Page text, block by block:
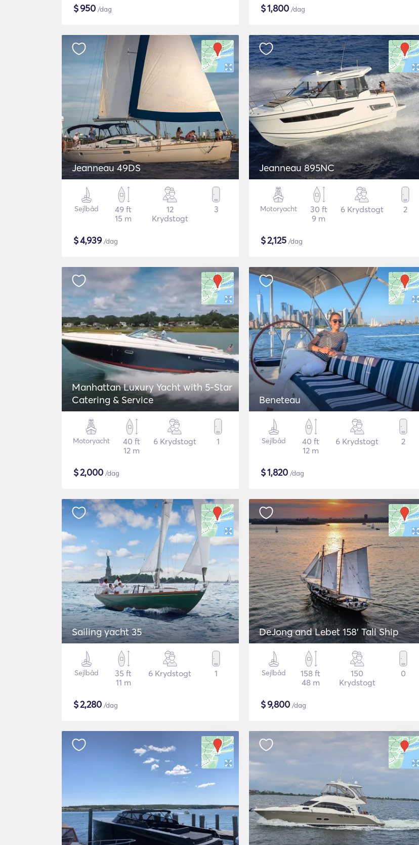
$950 /dag $1,800 /dag
Jeanneau 49DS
Sejlbåd
49 ft
15 m
12
Krydstogt
3
$4,939/dag
Jeanneau 895NC
Motoryacht
30 ft
9 m
6 Krydstogt 2
$2,125 /dag
Manhattan Luxury Yacht with 5-Star
Catering & Service
Motoryacht
40 ft
12 m
6 Krydstogt 1
$2,000 /dag
Beneteau
Sejlbåd
40 ft
12 m
6 Krydstogt 2
$1,820 /dag
Sailing yacht 35
Sejlbåd
35 ft
11 m
6 Krydstogt 1
$2,280 /dag
DeJong and Lebet 158' Tall Ship
Sejlbåd
158 ft
48 m
150
Krydstogt
0
$9,800 /dag